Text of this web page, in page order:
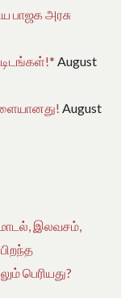
பாஜக அரசு
August
August
மாடல், இலவசம்,
பெரியது?